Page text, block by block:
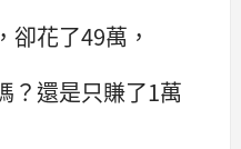
卻花了49萬，
？還是只賺了1萬